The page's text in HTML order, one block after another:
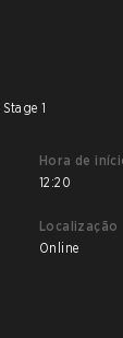
1
Hora de
12:20
Localização
Online